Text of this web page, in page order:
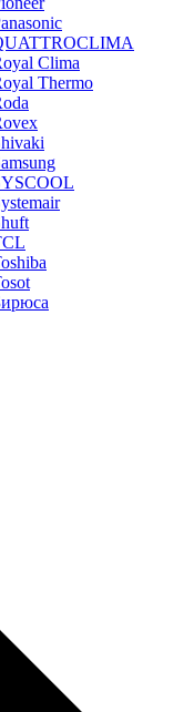
Clima
Thermo